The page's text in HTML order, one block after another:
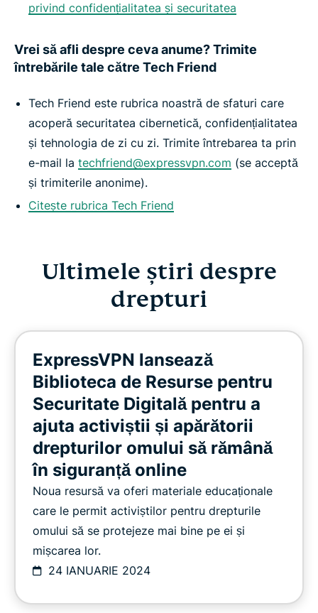
privind confidențialitatea și securitatea
Vrei să afli despre ceva anume? Trimite
întrebările tale către Tech Friend
Tech Friend este rubrica noastră de sfaturi care
acoperă securitatea cibernetică, confidențialitatea
și tehnologia de zi cu zi. Trimite întrebarea ta prin
e-mail la techfriend@expressvpn.com (se acceptă
și trimiterile anonime).
Citește rubrica Tech Friend
Ultimele știri despre
drepturi
ExpressVPN lansează
Biblioteca de Resurse pentru
Securitate Digitală pentru a
ajuta activiștii și apărătorii
drepturilor omului să rămână
în siguranță online
Noua resursă va oferi materiale educaționale
care le permit activiștilor pentru drepturile
omului să se protejeze mai bine pe ei și
mișcarea lor.
24 IANUARIE 2024